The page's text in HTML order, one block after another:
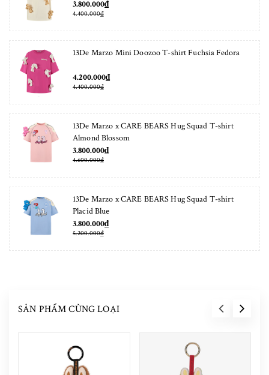
3.800.000₫
4.400.000₫
13De Marzo Mini Doozoo T-shirt Fuchsia Fedora
4.200.000₫
4.400.000₫
13De Marzo x CARE BEARS Hug Squad T-shirt
Almond Blossom
3.800.000₫
4.600.000₫
13De Marzo x CARE BEARS Hug Squad T-shirt
Placid Blue
3.800.000₫
5.200.000₫
SẢN PHẨM CÙNG LOẠI